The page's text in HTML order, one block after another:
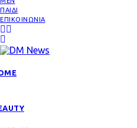
ΠΑΙΔΙ
ΕΠΙΚΟΙΝΩΝΙΑ